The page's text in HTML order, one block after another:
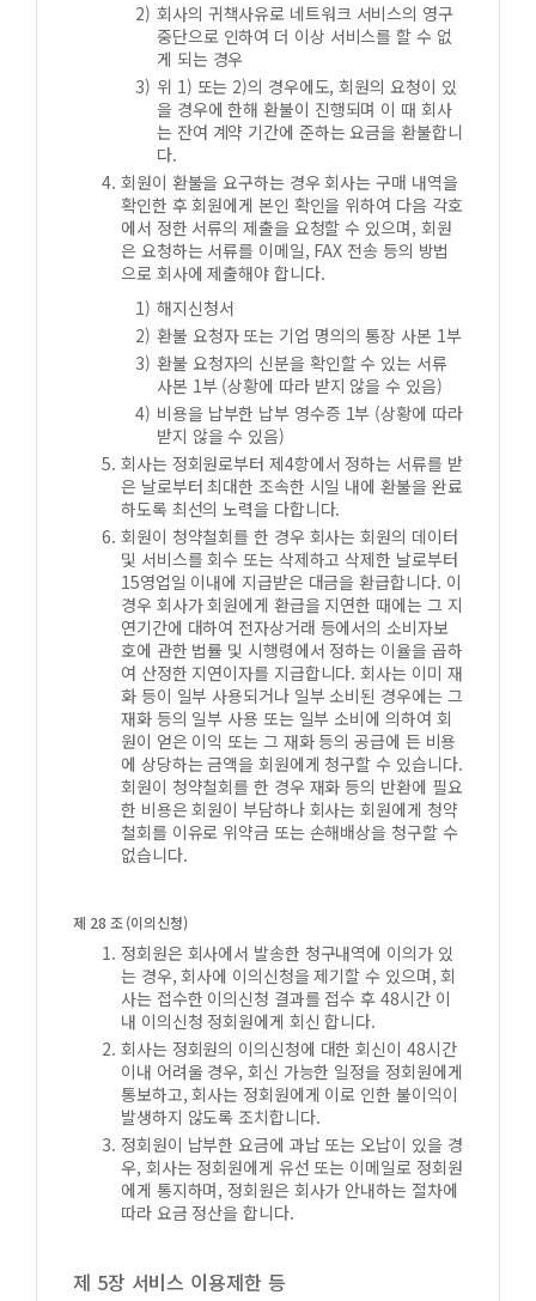
회사의 귀책사유로 네트워크 서비스의 영구
중단으로 인하여 더 이상 서비스를 할 수 없
게 되는 경우
위 1) 또는 2)의 경우에도, 회원의 요청이 있
을 경우에 한해 환불이 진행되며 이 때 회사
는 잔여 계약 기간에 준하는 요금을 환불합니
다.
회원이 환불을 요구하는 경우 회사는 구매 내역을
확인한 후 회원에게 본인 확인을 위하여 다음 각호
에서 정한 서류의 제출을 요청할 수 있으며, 회원
은 요청하는 서류를 이메일, FAX 전송 등의 방법
으로 회사에 제출해야 합니다.
해지신청서
환불 요청자 또는 기업 명의의 통장 사본 1부
환불 요청자의 신분을 확인할 수 있는 서류
사본 1부 (상황에 따라 받지 않을 수 있음)
비용을 납부한 납부 영수증 1부 (상황에 따라
받지 않을 수 있음)
회사는 정회원로부터 제4항에서 정하는 서류를 받
은 날로부터 최대한 조속한 시일 내에 환불을 완료
하도록 최선의 노력을 다합니다.
회원이 청약철회를 한 경우 회사는 회원의 데이터
및 서비스를 회수 또는 삭제하고 삭제한 날로부터
15영업일 이내에 지급받은 대금을 환급합니다. 이
경우 회사가 회원에게 환급을 지연한 때에는 그 지
연기간에 대하여 전자상거래 등에서의 소비자보
호에 관한 법률 및 시행령에서 정하는 이율을 곱하
여 산정한 지연이자를 지급합니다. 회사는 이미 재
화 등이 일부 사용되거나 일부 소비된 경우에는 그
재화 등의 일부 사용 또는 일부 소비에 의하여 회
원이 얻은 이익 또는 그 재화 등의 공급에 든 비용
에 상당하는 금액을 회원에게 청구할 수 있습니다.
회원이 청약철회를 한 경우 재화 등의 반환에 필요
한 비용은 회원이 부담하나 회사는 회원에게 청약
철회를 이유로 위약금 또는 손해배상을 청구할 수
없습니다.
제 28 조 (이의신청)
정회원은 회사에서 발송한 청구내역에 이의가 있
는 경우, 회사에 이의신청을 제기할 수 있으며, 회
사는 접수한 이의신청 결과를 접수 후 48시간 이
내 이의신청 정회원에게 회신 합니다.
회사는 정회원의 이의신청에 대한 회신이 48시간
이내 어려울 경우, 회신 가능한 일정을 정회원에게
통보하고, 회사는 정회원에게 이로 인한 불이익이
발생하지 않도록 조치합니다.
정회원이 납부한 요금에 과납 또는 오납이 있을 경
우, 회사는 정회원에게 유선 또는 이메일로 정회원
에게 통지하며, 정회원은 회사가 안내하는 절차에
따라 요금 정산을 합니다.
제 5장 서비스 이용제한 등